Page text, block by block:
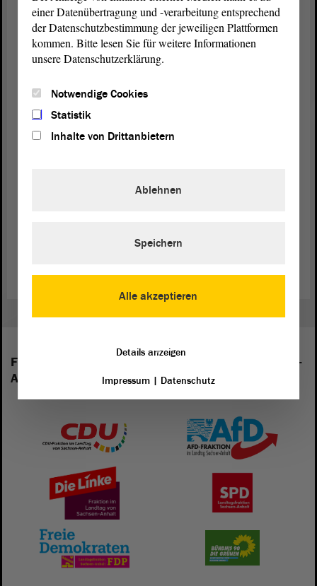
Ämter und an die Dienste, die interkulturelle
Sensibilisierung und Öffnung weiter
voranzubringen, um Zugangsbarrieren für
qualifizierte zugewanderte Menschen umgehend
- Danke.
Zurück zur Landtagssitzung
Folgende Fraktionen sind im Landtag von Sachsen-
Anhalt vertreten:
einer Datenübertragung und -verarbeitung entsprechend
der Datenschutzbestimmung der jeweiligen Plattformen
kommen. Bitte lesen Sie für weitere Informationen
unsere Datenschutzerklärung.
Notwendige Cookies
Statistik
Inhalte von Drittanbietern
Alle akzeptieren
Ablehnen
Speichern
Details anzeigen
Impressum| Datenschutz